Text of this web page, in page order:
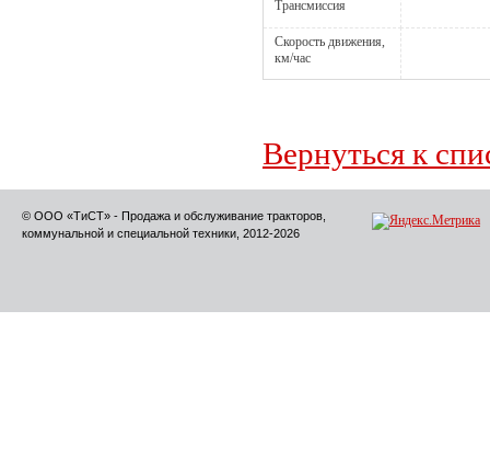
Трансмиссия
Скорость движения,
км/час
Вернуться к
© ООО «ТиСТ» - Продажа и обслуживание тракторов,
коммунальной и специальной техники, 2012-2026